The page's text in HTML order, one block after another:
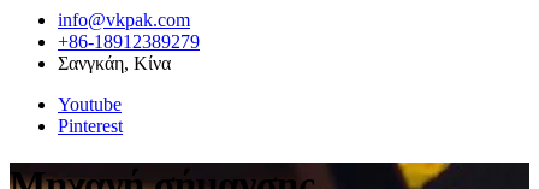
info@vkpak.com
+86-18912389279
Σανγκάη, Κίνα
Youtube
Pinterest